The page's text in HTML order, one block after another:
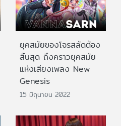
ยุคสมัยของโจรสลัดต้อง
สิ้นสุด ถึงคราวยุคสมัย
แห่งเสียงเพลง New
Genesis
15 มิถุนายน 2022